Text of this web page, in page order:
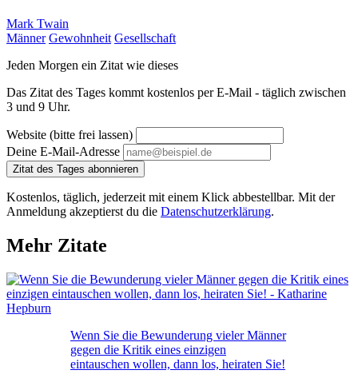
Mark Twain
Männer Gewohnheit Gesellschaft
Jeden Morgen ein Zitat wie dieses
Das Zitat des Tages kommt kostenlos per E-Mail - täglich zwischen
3 und 9 Uhr.
Website (bitte frei lassen)
Deine E-Mail-Adresse
Zitat des Tages abonnieren
Kostenlos, täglich, jederzeit mit einem Klick abbestellbar. Mit der
Anmeldung akzeptierst du die Datenschutzerklärung.
Mehr Zitate
Wenn Sie die Bewunderung vieler Männer
gegen die Kritik eines einzigen
eintauschen wollen, dann los, heiraten Sie!